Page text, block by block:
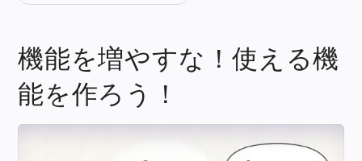
機能を増やすな！使える機
能を作ろう！